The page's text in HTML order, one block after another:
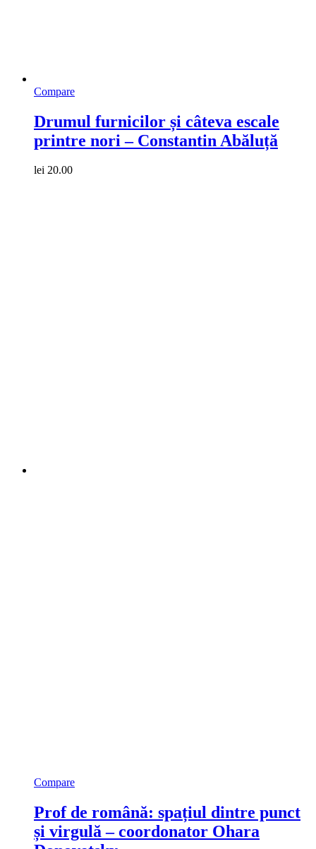
Compare
Drumul furnicilor și câteva escale
printre nori – Constantin Abăluță
lei 20.00
Compare
Prof de română: spațiul dintre punct
și virgulă – coordonator Ohara